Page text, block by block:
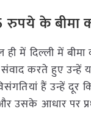
के बीमा
ही में दिल्ली में
संवाद करते हुए
हैं उन्हें दूर
आधार पर